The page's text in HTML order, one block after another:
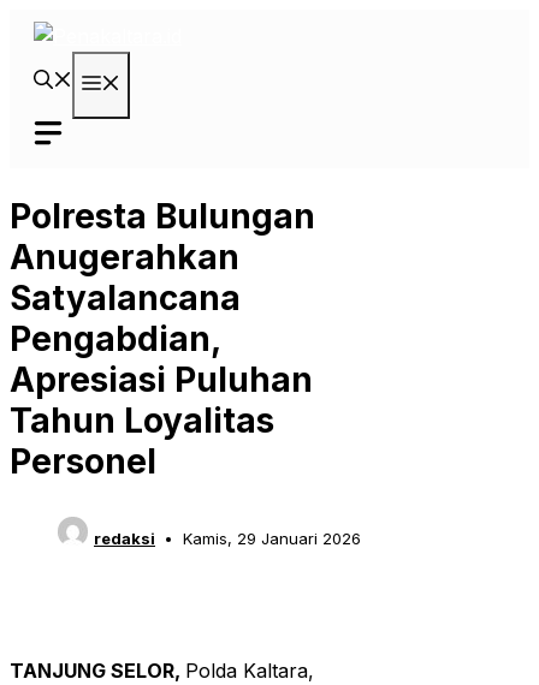
Langsung
Polresta Bulungan
Anugerahkan
Satyalancana
Pengabdian,
Apresiasi Puluhan
Tahun Loyalitas
Personel
redaksi Kamis, 29 Januari 2026
TANJUNG SELOR, Polda Kaltara,